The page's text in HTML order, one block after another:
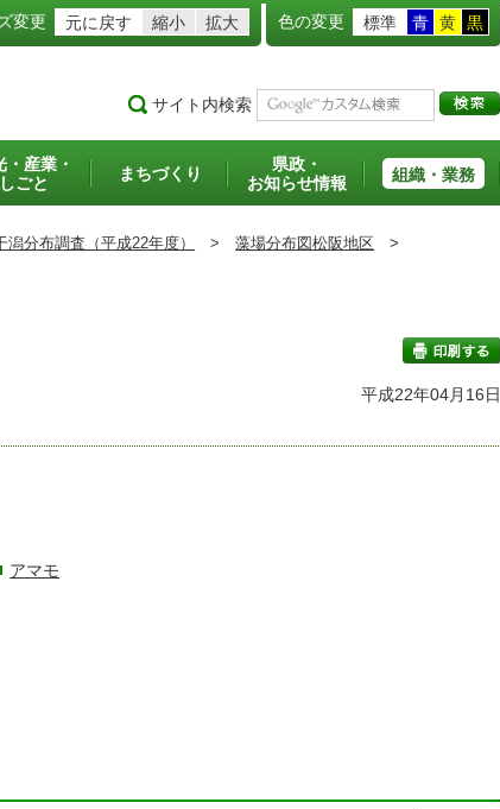
変更 元に戻す 縮小 拡大 色の変更 標準 青 黄 黒
サイト内検索
・産業・
しごと
まちづくり
県政・
お知らせ情報
組織・業務
潟分布調査（平成22年度） > 藻場分布図松阪地区 >
印刷する
平成22年04月16日
アマモ